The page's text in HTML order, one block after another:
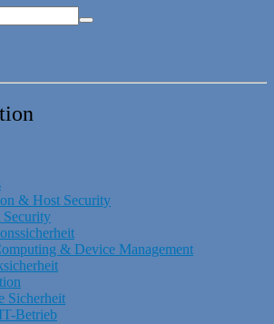
& Host Security
Security
& Device Management
Sicherheit
Betrieb